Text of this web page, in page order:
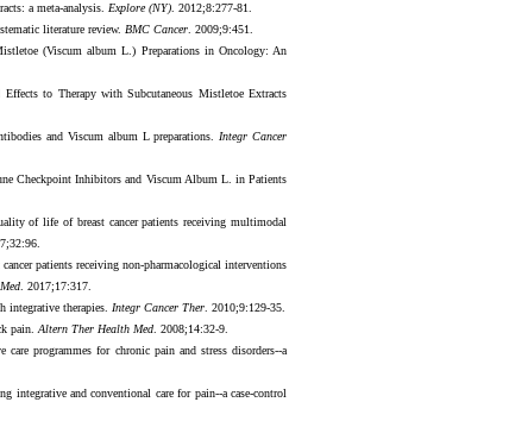
a meta-analysis. Explore (NY). 2012;8:277-81.
literature review. BMC Cancer. 2009;9:451.
(Viscum album L.) Preparations in Oncology: An
to Therapy with Subcutaneous Mistletoe Extracts
and Viscum album L preparations.Integr Cancer
Checkpoint Inhibitors and Viscum Album L. in Patients
of life of breast cancer patients receiving multimodal
patients receiving non-pharmacological interventions
. 2017;17:317.
integrative therapies. Integr Cancer Ther. 2010;9:129-35.
pain.Altern Ther Health Med. 2008;14:32-9.
programmes for chronic pain and stress disorders--a
integrative and conventional care for pain--a case-control